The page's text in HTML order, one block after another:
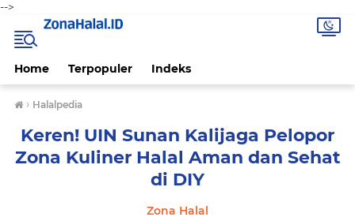
-->
Home Terpopuler Indeks
› Halalpedia
Keren! UIN Sunan Kalijaga Pelopor
Zona Kuliner Halal Aman dan Sehat
di DIY
Zona Halal